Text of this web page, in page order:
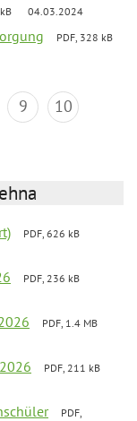
04.03.2024
PDF, 328 kB
9
10
PDF, 626 kB
PDF, 236 kB
PDF, 1.4 MB
PDF, 211 kB
PDF,